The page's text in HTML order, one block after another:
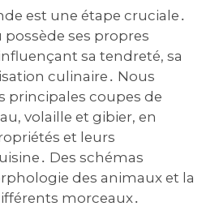
est une étape cruciale․
ses propres
sa tendreté, sa
culinaire․ Nous
principales coupes de
volaille et gibier, en
et leurs
Des schémas
des animaux et la
morceaux․